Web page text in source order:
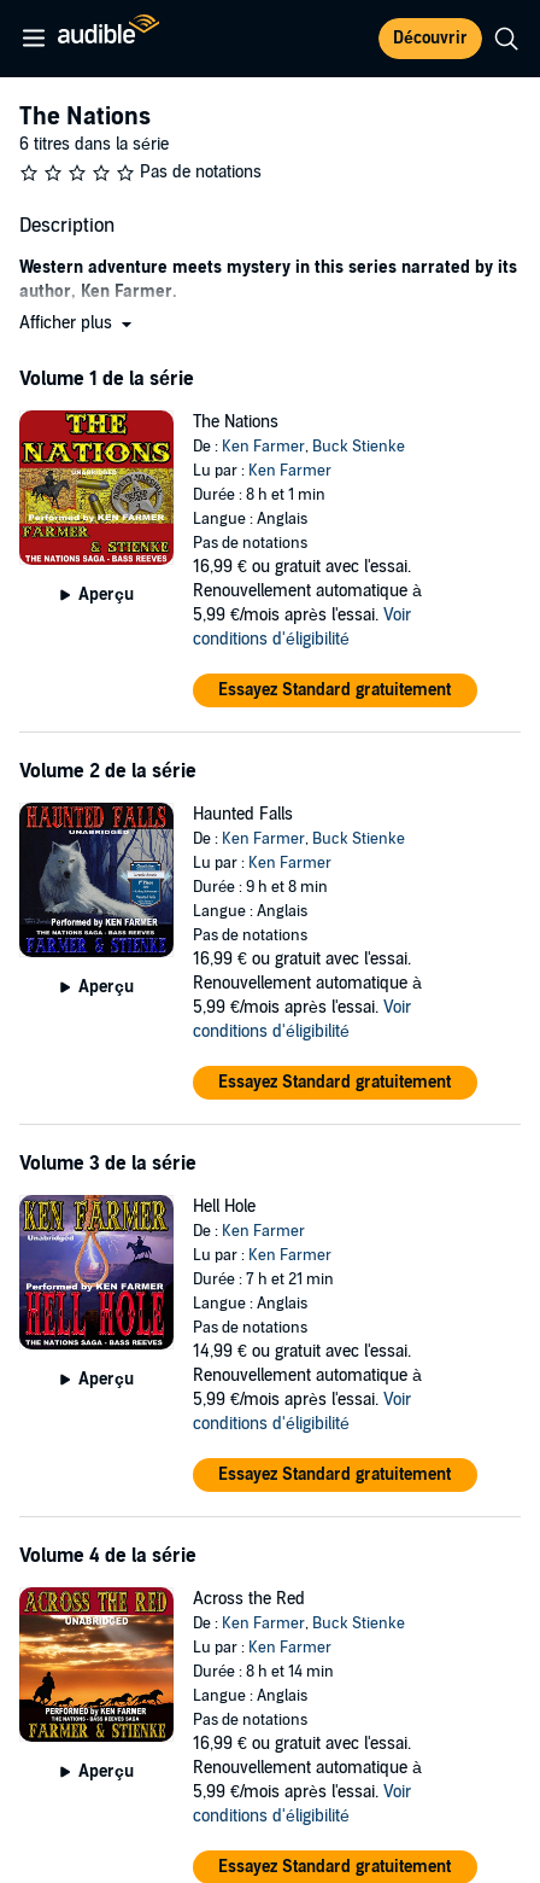
Découvrir
The Nations
6 titres dans la série
Pas de notations
Description
Western adventure meets mystery in this series narrated by its
author, Ken Farmer.
Man’s Land”, was regarded as the bloodiest and most dangerous
Reeves, the first black US deputy marshal west of the Mississippi.
His posse includes the Lighthorsemen, a force of tribal police.
Marshal Reeves and the Indians band together to confront rustlers,
outlaws, and other bad guys.
Ken Farmer’s western adventure series is rich with cowboy wit and
wisdom, fast-paced action, danger, and historical characters,
including Judge Isaac Parker, the “Hanging Judge” who famously
declared, “If they will not respect the law, then by God, we will make
Farmer captures the raucousness and danger, from the sounds of
hard drinking to the pain of medical treatment without anesthesia to
the terrorizing force of gangs of outlaws. His performance brings a
sense of wry humor and adventure to it all.
The series debut novel, The Nations, won the Laramie Award for
Classic Western.
Afficher plus
Volume 1 de la série
Aperçu
The Nations
De : Ken Farmer, Buck Stienke
Lu par : Ken Farmer
Durée : 8 h et 1 min
Langue : Anglais
Pas de notations
16,99 € ou gratuit avec l'essai.
Renouvellement automatique à
5,99 €/mois après l'essai. Voir
conditions d'éligibilité
Essayez Standard gratuitement
Volume 2 de la série
Aperçu
Haunted Falls
De : Ken Farmer, Buck Stienke
Lu par : Ken Farmer
Durée : 9 h et 8 min
Langue : Anglais
Pas de notations
16,99 € ou gratuit avec l'essai.
Renouvellement automatique à
5,99 €/mois après l'essai. Voir
conditions d'éligibilité
Essayez Standard gratuitement
Volume 3 de la série
Aperçu
Hell Hole
De : Ken Farmer
Lu par : Ken Farmer
Durée : 7 h et 21 min
Langue : Anglais
Pas de notations
14,99 € ou gratuit avec l'essai.
Renouvellement automatique à
5,99 €/mois après l'essai. Voir
conditions d'éligibilité
Essayez Standard gratuitement
Volume 4 de la série
Aperçu
Across the Red
De : Ken Farmer, Buck Stienke
Lu par : Ken Farmer
Durée : 8 h et 14 min
Langue : Anglais
Pas de notations
16,99 € ou gratuit avec l'essai.
Renouvellement automatique à
5,99 €/mois après l'essai. Voir
conditions d'éligibilité
Essayez Standard gratuitement